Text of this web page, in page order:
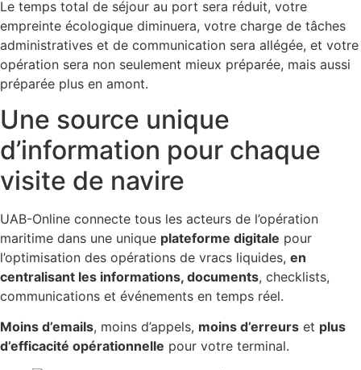
Le temps total de séjour au port sera réduit, votre
empreinte écologique diminuera, votre charge de tâches
administratives et de communication sera allégée, et votre
opération sera non seulement mieux préparée, mais aussi
préparée plus en amont.
Une source unique
d’information pour chaque
visite de navire
UAB-Online connecte tous les acteurs de l’opération
maritime dans une unique plateforme digitale pour
l’optimisation des opérations de vracs liquides, en
centralisant les informations, documents, checklists,
communications et événements en temps réel.
Moins d’emails, moins d’appels, moins d’erreurs et plus
d’efficacité opérationnelle pour votre terminal.